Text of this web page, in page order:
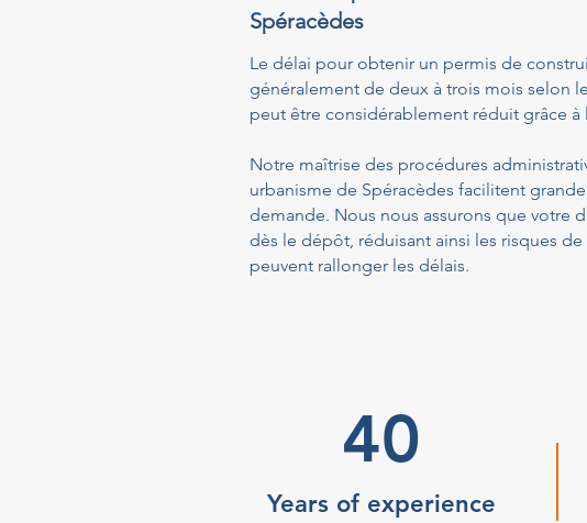
Spéracèdes
Le délai pour obtenir un permis de
généralement de deux à trois mois selon
peut être considérablement réduit grâce
Notre maîtrise des procédures
urbanisme de Spéracèdes facilitent
demande. Nous nous assurons que votre
dès le dépôt, réduisant ainsi les risques
peuvent rallonger les délais.
40
Years of experience